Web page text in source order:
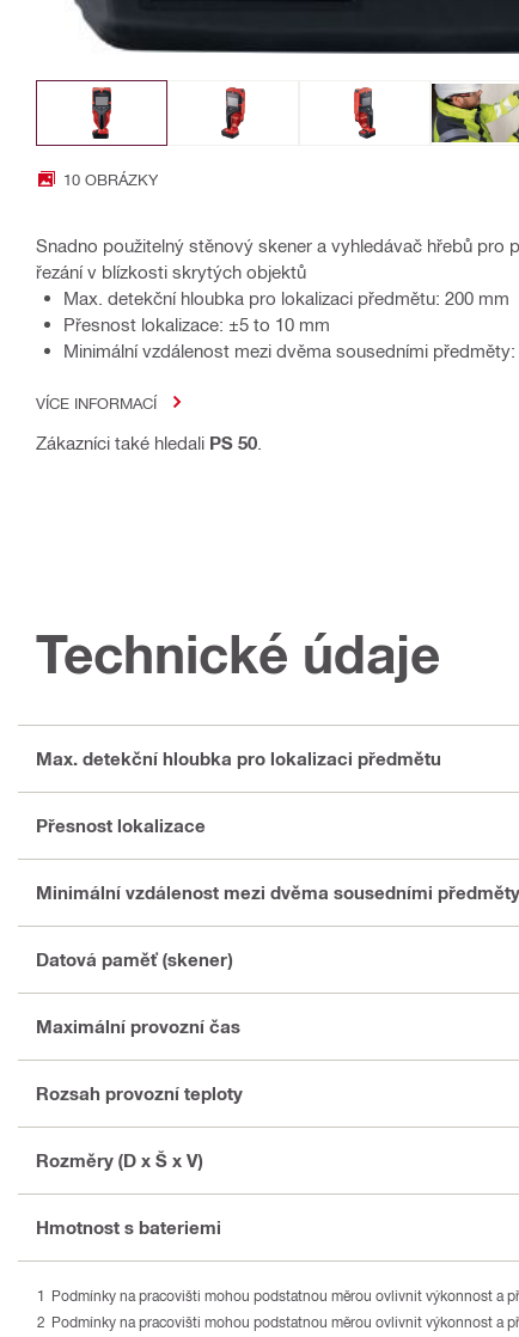
10 OBRÁZKY
Snadno použitelný stěnový skener a vyhledávač hřebů pro
řezání v blízkosti skrytých objektů
Max. detekční hloubka pro lokalizaci předmětu: 200 mm
Přesnost lokalizace: ±5 to 10 mm
Minimální vzdálenost mezi dvěma sousedními předměty:
VÍCE INFORMACÍ
Zákazníci také hledali PS 50
Technické údaje
Max. detekční hloubka pro lokalizaci předmětu
Přesnost lokalizace
Minimální vzdálenost mezi dvěma sousedními předměty
Datová paměť (skener)
Maximální provozní čas
Rozsah provozní teploty
Rozměry (D x Š x V)
Hmotnost s bateriemi
Podmínky na pracovišti mohou podstatnou měrou ovlivnit výkonnost a
Podmínky na pracovišti mohou podstatnou měrou ovlivnit výkonnost a